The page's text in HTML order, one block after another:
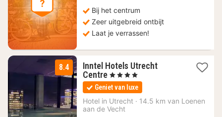
Bij het centrum
Zeer uitgebreid ontbijt
Laat je verrassen!
8.4
Inntel Hotels Utrecht
Centre 1
nacht
vanaf
121
€
, 4 Sterren
Geniet van luxe
Hotel in Utrecht · 14.5 km van Loenen
aan de Vecht